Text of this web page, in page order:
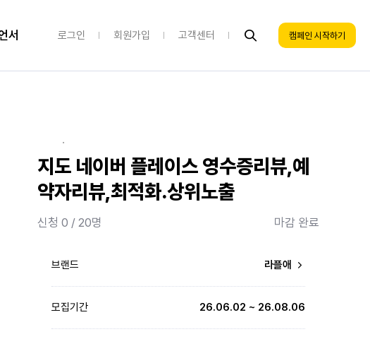
서 로그인 회원가입 고객센터 캠페인 시작하기
·
지도 네이버 플레이스 영수증리뷰,예
약자리뷰,최적화.상위노출
신청 0 / 20명 마감 완료
브랜드 라플애
모집기간 26.06.02 ~ 26.08.06